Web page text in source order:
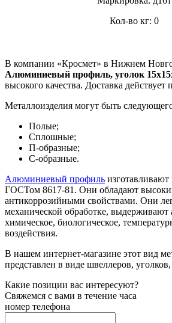
Кол-во кг: 0
В компании «Кросмет» в Нижнем
Алюминиевый профиль, уголок
высокого качества. Доставка действует
Металлоизделия могут быть
Полые;
Сплошные;
П-образные;
С-образные.
Алюминиевый профиль изготавливают
ГОСТом 8617-81. Они обладают
антикоррозийными свойствами. Они
механической обработке, выдерживают
химическое, биологическое,
воздействия.
В нашем интернет-магазине этот вид
представлен в виде швеллеров,
Какие позиции вас интересуют?
Свяжемся с вами в течение часа
номер телефона